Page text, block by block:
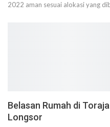
2022 aman sesuai alokasi yang
Belasan Rumah di
Longsor